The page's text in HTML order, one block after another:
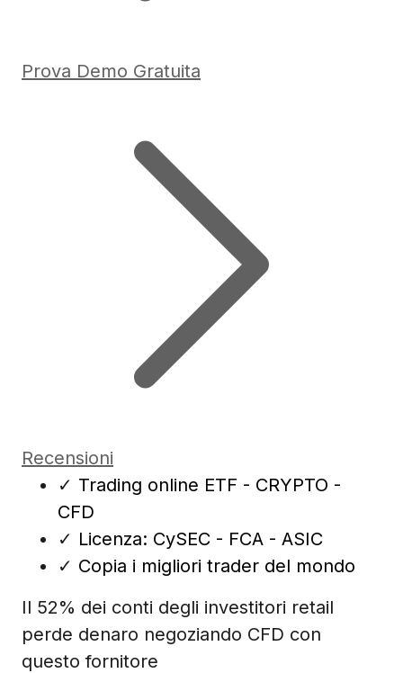
Prova Demo Gratuita
Recensioni
✓ Trading online ETF - CRYPTO -
CFD
✓ Licenza: CySEC - FCA - ASIC
✓ Copia i migliori trader del mondo
Il 52% dei conti degli investitori retail
perde denaro negoziando CFD con
questo fornitore